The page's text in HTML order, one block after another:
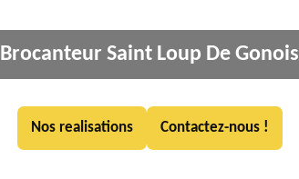
Brocanteur Saint Loup De Gonois
Nos realisations Contactez-nous !